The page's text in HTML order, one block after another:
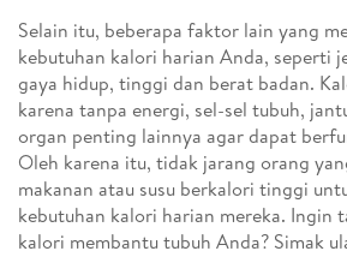
Selain itu, beberapa faktor lain yang
kebutuhan kalori harian Anda, seperti
gaya hidup, tinggi dan berat badan.
karena tanpa energi, sel-sel tubuh,
organ penting lainnya agar dapat
Oleh karena itu, tidak jarang orang
makanan atau susu berkalori tinggi
kebutuhan kalori harian mereka. Ingin
kalori membantu tubuh Anda? Simak